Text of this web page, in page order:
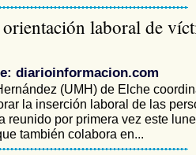
laboral de
diarioinformacion.com
(UMH) de Elche
la inserción laboral de las
reunido por primera vez este
también colabora en...